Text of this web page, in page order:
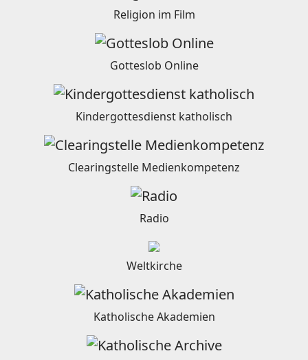
Religion im Film
Gotteslob Online
Kindergottesdienst katholisch
Clearingstelle Medienkompetenz
Radio
Weltkirche
Katholische Akademien